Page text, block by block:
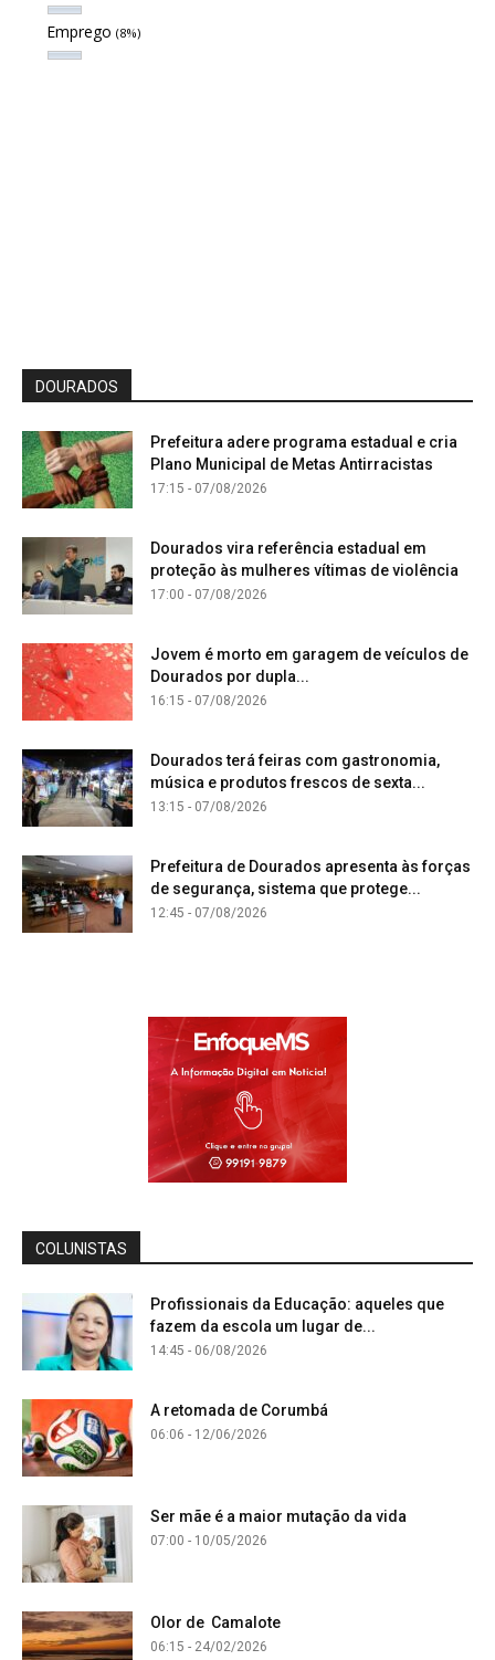
Emprego (8%)
DOURADOS
Prefeitura adere programa estadual e cria
Plano Municipal de Metas Antirracistas
17:15 - 07/08/2026
Dourados vira referência estadual em
proteção às mulheres vítimas de violência
17:00 - 07/08/2026
Jovem é morto em garagem de veículos de
Dourados por dupla...
16:15 - 07/08/2026
Dourados terá feiras com gastronomia,
música e produtos frescos de sexta...
13:15 - 07/08/2026
Prefeitura de Dourados apresenta às forças
de segurança, sistema que protege...
12:45 - 07/08/2026
COLUNISTAS
Profissionais da Educação: aqueles que
fazem da escola um lugar de...
14:45 - 06/08/2026
A retomada de Corumbá
06:06 - 12/06/2026
Ser mãe é a maior mutação da vida
07:00 - 10/05/2026
Olor de Camalote
06:15 - 24/02/2026